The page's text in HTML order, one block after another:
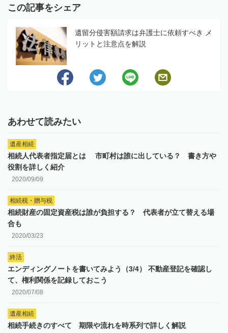
この記事をシェア
遺留分侵害額請求は弁護士に依頼すべき メ
リットと注意点を解説
あわせて読みたい
遺産相続
相続人代表者指定届とは 市町村は誰に出している？ 書き方や
役割を詳しく紹介
2020/09/09
相続税・贈与税
相続財産の固定資産税は誰が負担する？ 代表者が立て替える場
合も
2020/03/23
終活
エンディングノートを書いてみよう（3/4） 不動産登記を確認し
て、権利関係を記録しておこう
2020/07/08
遺産相続
相続手続きのすべて 期限や流れを時系列で詳しく解説